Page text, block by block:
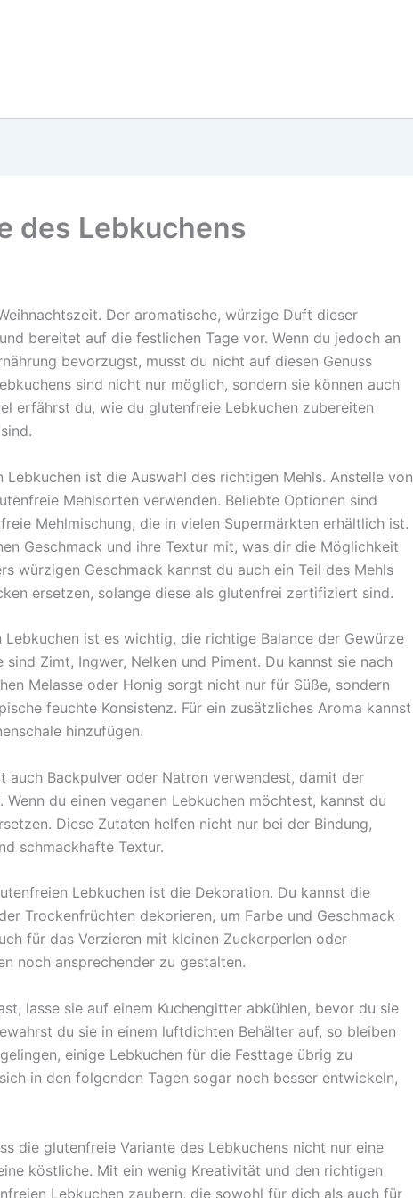
des Lebkuchens
Der aromatische, würzige Duft dieser
bereitet auf die festlichen Tage vor. Wenn du jedoch an
bevorzugst, musst du nicht auf diesen Genuss
sind nicht nur möglich, sondern sie können auch
erfährst du, wie du glutenfreie Lebkuchen zubereiten
ist die Auswahl des richtigen Mehls. Anstelle von
Mehlsorten verwenden. Beliebte Optionen sind
Mehlmischung, die in vielen Supermärkten erhältlich ist.
Geschmack und ihre Textur mit, was dir die Möglichkeit
würzigen Geschmack kannst du auch ein Teil des Mehls
ersetzen, solange diese als glutenfrei zertifiziert sind.
ist es wichtig, die richtige Balance der Gewürze
Zimt, Ingwer, Nelken und Piment. Du kannst sie nach
Melasse oder Honig sorgt nicht nur für Süße, sondern
feuchte Konsistenz. Für ein zusätzliches Aroma kannst
hinzufügen.
auch Backpulver oder Natron verwendest, damit der
du einen veganen Lebkuchen möchtest, kannst du
Diese Zutaten helfen nicht nur bei der Bindung,
schmackhafte Textur.
Lebkuchen ist die Dekoration. Du kannst die
Trockenfrüchten dekorieren, um Farbe und Geschmack
für das Verzieren mit kleinen Zuckerperlen oder
noch ansprechender zu gestalten.
lasse sie auf einem Kuchengitter abkühlen, bevor du sie
du sie in einem luftdichten Behälter auf, so bleiben
einige Lebkuchen für die Festtage übrig zu
in den folgenden Tagen sogar noch besser entwickeln,
die glutenfreie Variante des Lebkuchens nicht nur eine
köstliche. Mit ein wenig Kreativität und den richtigen
Lebkuchen zaubern, die sowohl für dich als auch für